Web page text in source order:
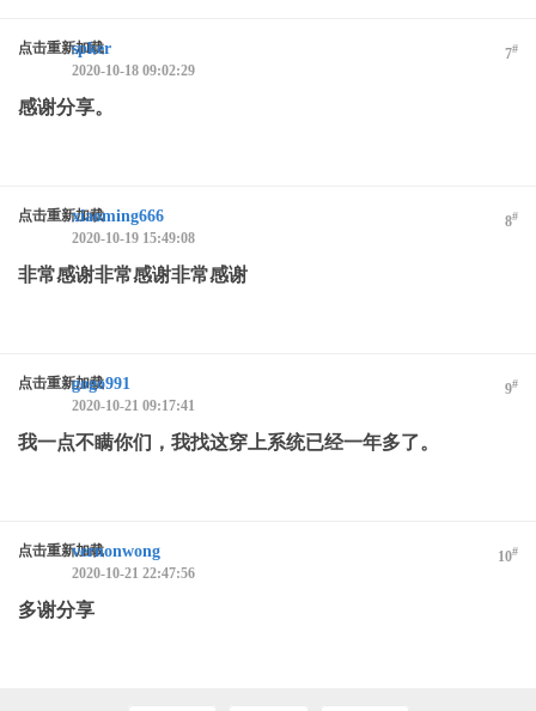
点击重新加载 7#
spker
2020-10-18 09:02:29
感谢分享。
点击重新加载 8#
xiaoming666
2020-10-19 15:49:08
非常感谢非常感谢非常感谢
点击重新加载 9#
gogo991
2020-10-21 09:17:41
我一点不瞒你们，我找这穿上系统已经一年多了。
点击重新加载 10#
vernonwong
2020-10-21 22:47:56
多谢分享